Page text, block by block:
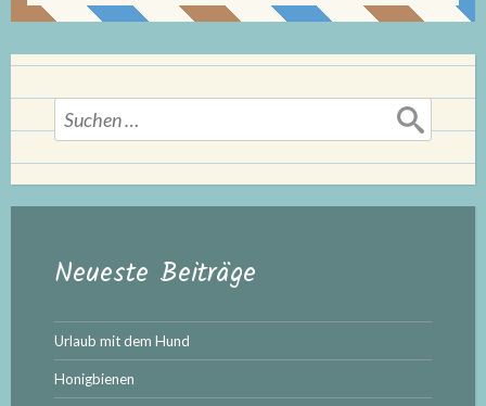
Suchen
nach:
Neueste Beiträge
Urlaub mit dem Hund
Honigbienen